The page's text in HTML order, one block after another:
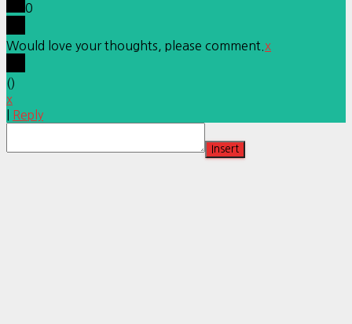
0
Would love your thoughts, please comment. x
()
x
Reply
Insert